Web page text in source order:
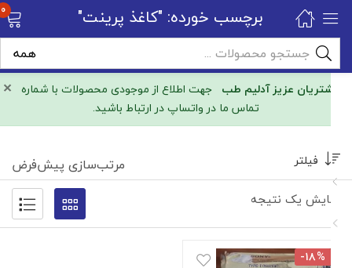
× مشتریان عزیز آدلیم طبجهت اطلاع از موجودی محصولات با شماره
تماس ما در واتساپ در ارتباط باشید.
برچسب خورده: "کاغذ پرینت" 0
نمایش یک نتیجه
فیلتر مرتب‌سازی پیش‌فرض
-۱۸%